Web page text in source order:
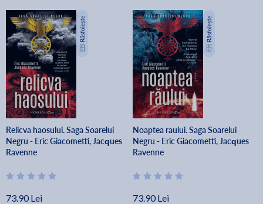
Relicva haosului. Saga Soarelui
Negru - Eric Giacometti, Jacques
Ravenne
73.90 Lei
Noaptea raului. Saga Soarelui
Negru - Eric Giacometti, Jacques
Ravenne
73.90 Lei